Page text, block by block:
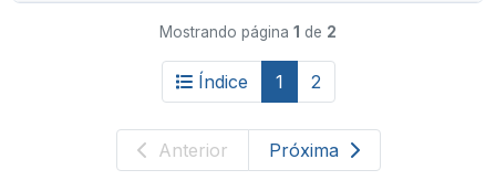
Mostrando página 1 de 2
Índice 1 2
Anterior Próxima